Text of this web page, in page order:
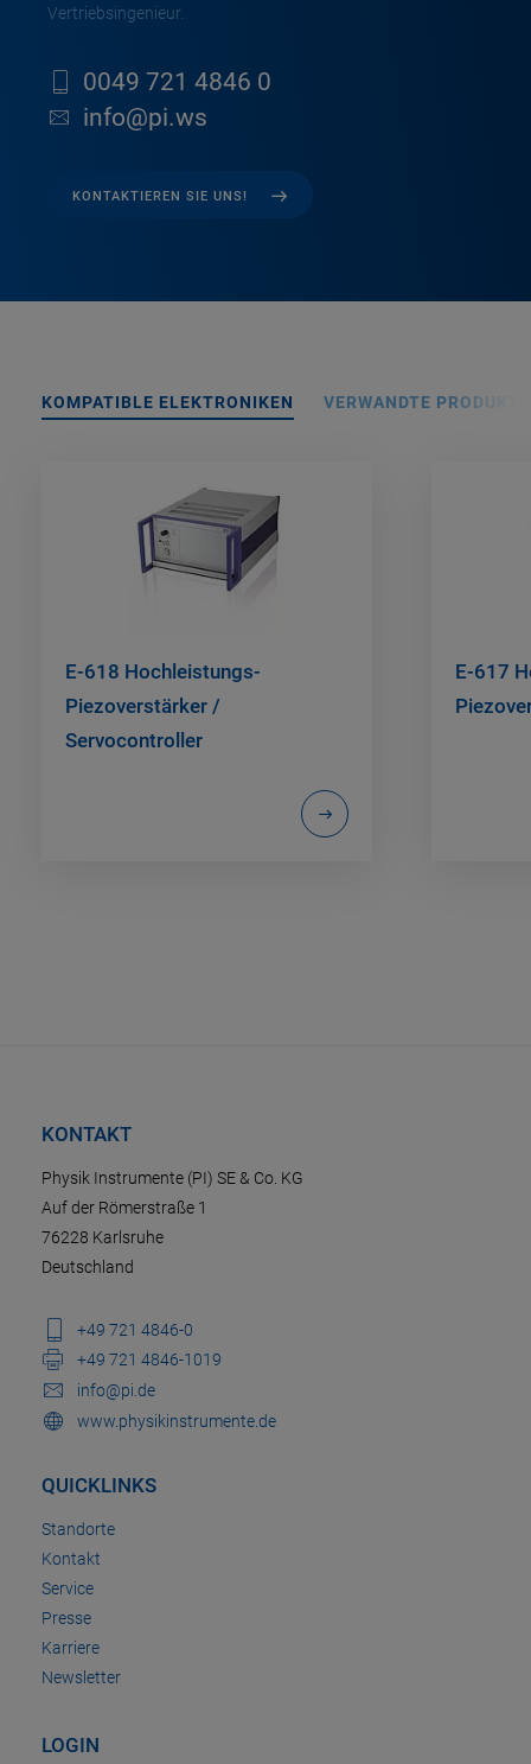
Vertriebsingenieur.
0049 721 4846 0
info@pi.ws
KONTAKTIEREN SIE UNS!
KOMPATIBLE ELEKTRONIKEN VERWANDTE PRODUKTE
E-618 Hochleistungs-
Piezoverstärker /
Servocontroller
E-617
KONTAKT
Physik Instrumente (PI) SE & Co. KG
Auf der Römerstraße 1
76228 Karlsruhe
Deutschland
+49 721 4846-0
+49 721 4846-1019
info@pi.de
www.physikinstrumente.de
QUICKLINKS
Standorte
Kontakt
Service
Presse
Karriere
Newsletter
LOGIN